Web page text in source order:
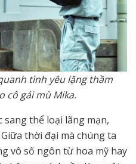
tình yêu lặng thầm
cô gái mù Mika.
sang thể loại lãng mạn,
thời đại mà chúng ta
vô số ngôn từ hoa mỹ hay